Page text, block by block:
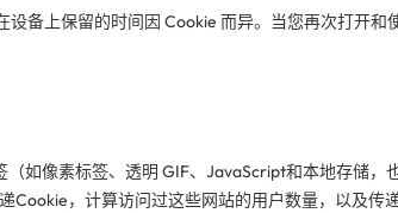
设备上保留的时间因 Cookie 而异。当您再次打开和
如像素标签、透明 GIF、JavaScript和本地存储，
Cookie，计算访问过这些网站的用户数量，以及传